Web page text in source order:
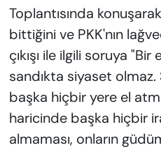
Toplantısında
bittiğini ve PKK'nın
çıkışı ile ilgili soruya
sandıkta siyaset
başka hiçbir yere el
haricinde başka hiçbir
almaması, onların